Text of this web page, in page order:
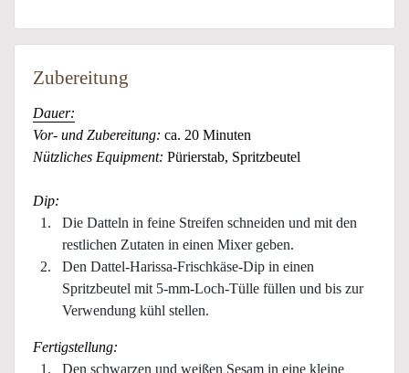
Zubereitung
Dauer:
Vor- und Zubereitung: ca. 20 Minuten
Nützliches Equipment: Pürierstab, Spritzbeutel
Dip:
Die Datteln in feine Streifen schneiden und mit den
restlichen Zutaten in einen Mixer geben.
Den Dattel-Harissa-Frischkäse-Dip in einen
Spritzbeutel mit 5-mm-Loch-Tülle füllen und bis zur
Verwendung kühl stellen.
Fertigstellung:
Den schwarzen und weißen Sesam in eine kleine